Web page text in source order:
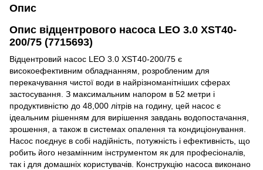
Опис
Опис відцентрового насоса LEO 3.0 XST40-
200/75 (7715693)
Відцентровий насос LEO 3.0 XST40-200/75 є
високоефективним обладнанням, розробленим для
перекачування чистої води в найрізноманітніших сферах
застосування. З максимальним напором в 52 метри і
продуктивністю до 48,000 літрів на годину, цей насос є
ідеальним рішенням для вирішення завдань водопостачання,
зрошення, а також в системах опалення та кондиціонування.
Насос поєднує в собі надійність, потужність і ефективність, що
робить його незамінним інструментом як для професіоналів,
так і для домашніх користувачів. Конструкцію насоса виконано